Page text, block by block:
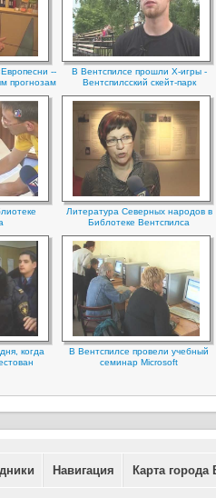
--
прогнозам
В Вентспилсе прошли Х-игры -
Вентспилсский скейт-парк
Литература Северных народов в
Библотеке Вентспилса
когда
В Вентспилсе провели учебный
семинар Microsoft
Навигация Карта города